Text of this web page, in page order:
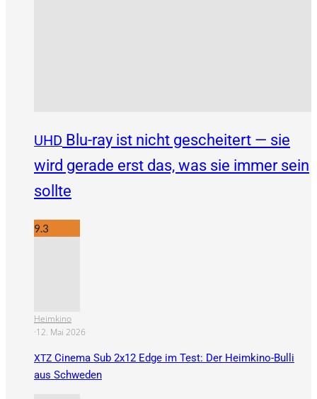
UHD Blu-ray ist nicht gescheitert — sie
wird gerade erst das, was sie immer sein
sollte
9.3
Heimkino
·12. Mai 2026
XTZ Cinema Sub 2x12 Edge im Test: Der Heimkino-Bulli
aus Schweden